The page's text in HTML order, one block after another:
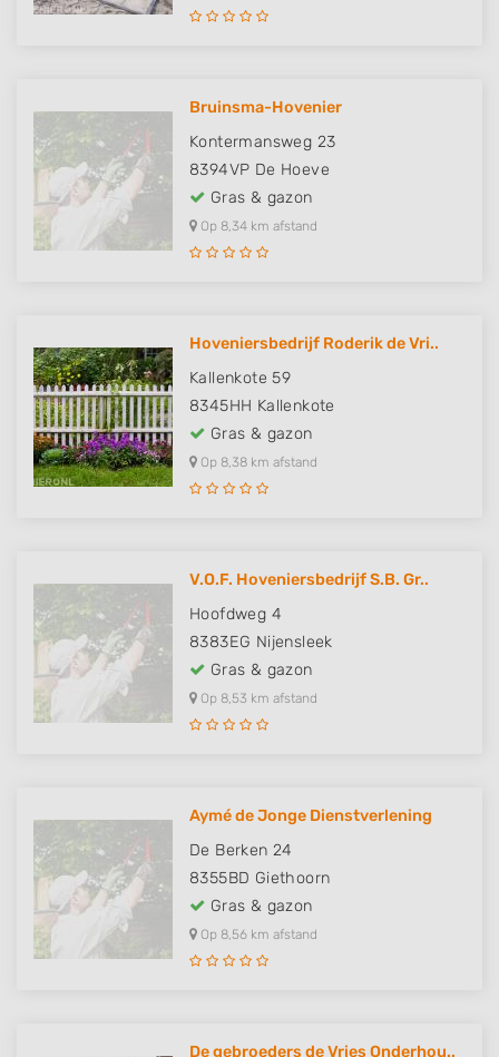
Bruinsma-Hovenier
Kontermansweg 23
8394VP De Hoeve
Gras & gazon
Op 8,34 km afstand
Hoveniersbedrijf Roderik de Vri..
Kallenkote 59
8345HH Kallenkote
Gras & gazon
Op 8,38 km afstand
V.O.F. Hoveniersbedrijf S.B. Gr..
Hoofdweg 4
8383EG Nijensleek
Gras & gazon
Op 8,53 km afstand
Aymé de Jonge Dienstverlening
De Berken 24
8355BD Giethoorn
Gras & gazon
Op 8,56 km afstand
De gebroeders de Vries Onderhou..